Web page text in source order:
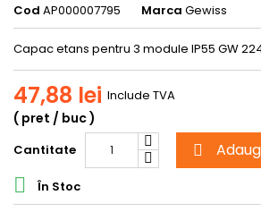
Cod AP000007795 Marca Gewiss
Capac etans pentru 3 module IP55 GW
47,88 lei
( pret / buc )
Include TVA
Cantitate 
 În Stoc